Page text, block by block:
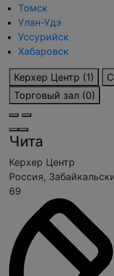
Томск
Улан-Удэ
Уссурийск
Хабаровск
Керхер Центр (1)
Торговый зал (0)
Чита
Керхер Центр
Россия,
69